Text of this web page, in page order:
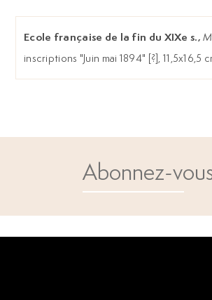
Ecole française de la fin du XIXe s.,
inscriptions "Juin mai 1894" [?], 11,5x16,5
Abonnez-